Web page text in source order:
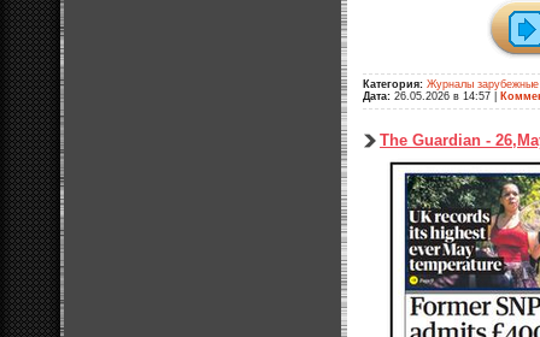
Категория: Журналы зарубежные
Дата: 26.05.2026 в 14:57
The Guardian -